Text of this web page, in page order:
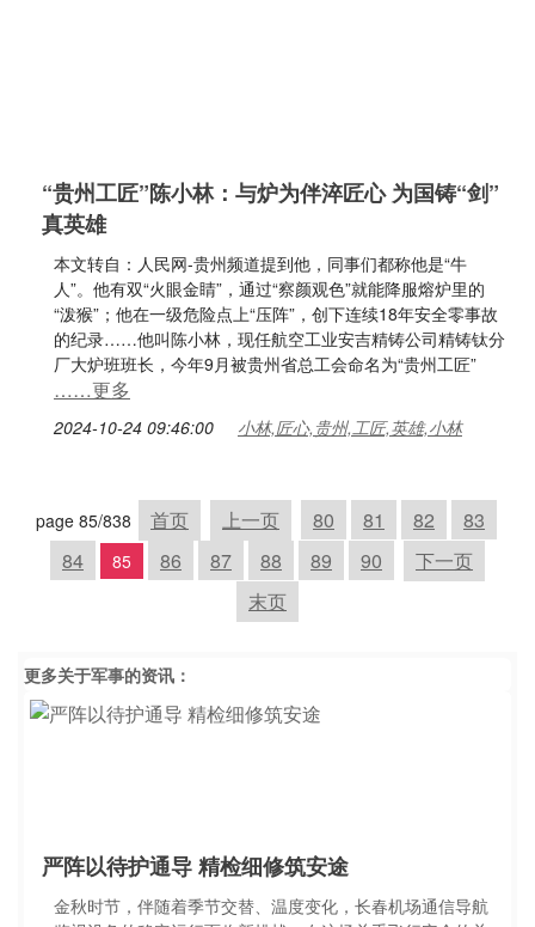
“贵州工匠”陈小林：与炉为伴淬匠心 为国铸“剑”
真英雄
本文转自：人民网-贵州频道提到他，同事们都称他是“牛
人”。他有双“火眼金睛”，通过“察颜观色”就能降服熔炉里的
“泼猴”；他在一级危险点上“压阵”，创下连续18年安全零事故
的纪录……他叫陈小林，现任航空工业安吉精铸公司精铸钛分
厂大炉班班长，今年9月被贵州省总工会命名为“贵州工匠”
……更多
2024-10-24 09:46:00 小林,匠心,贵州,工匠,英雄,小林
page 85/838 首页 上一页 80 81 82
83
84
85 86 87 88 89 90
下一页
末页
更多关于军事的资讯：
严阵以待护通导 精检细修筑安途
金秋时节，伴随着季节交替、温度变化，长春机场通信导航